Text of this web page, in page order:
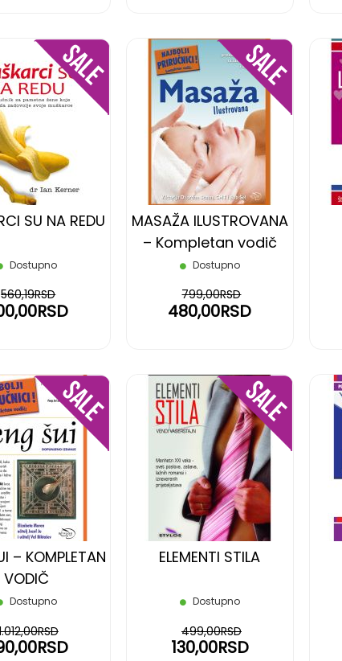
SU NA REDU
Dostupno
560,19RSD
DODAJ
NA
MASAŽA ILUSTROVANA
– Kompletan vodič
Dostupno
480,00RSD
799,00RSD
DODAJ
NA
– KOMPLETAN
VODIČ
Dostupno
DODAJ
NA
ELEMENTI STILA
Dostupno
130,00RSD
499,00RSD
DODAJ
NA